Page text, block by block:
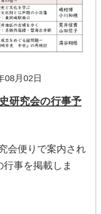
08月02日
研究会の行事予
会便りで案内され
事を掲載しま